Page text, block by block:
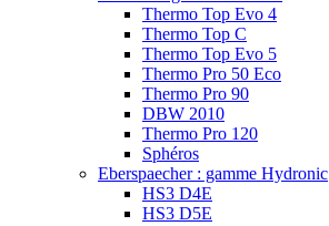
Thermo Top Evo 4
Thermo Top C
Thermo Top Evo 5
Thermo Pro 50 Eco
Thermo Pro 90
DBW 2010
Thermo Pro 120
Sphéros
Eberspaecher : gamme Hydronic
HS3 D4E
HS3 D5E